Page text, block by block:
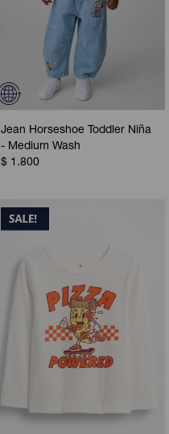
Jean Horseshoe Toddler Niña
- Medium Wash
$ 1.800